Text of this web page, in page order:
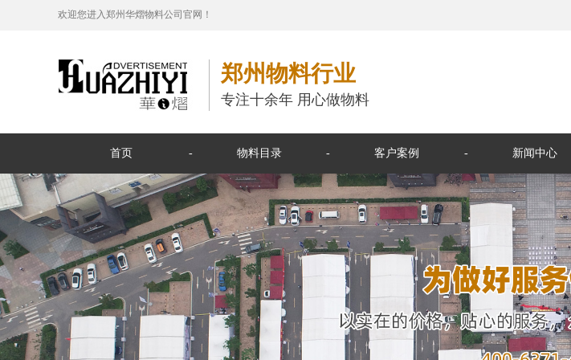
欢迎您进入郑州华熠物料公司官网！
郑州物料行业
专注十余年 用心做物料
首页 物料目录 客户案例 新闻中心